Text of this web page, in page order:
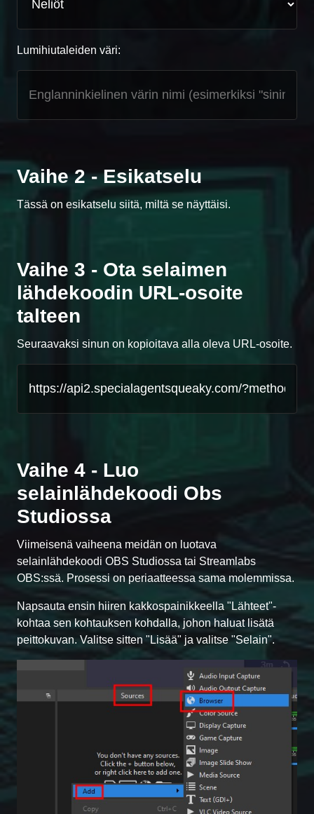
Lumihiutaleiden väri:
Vaihe 2 - Esikatselu
Tässä on esikatselu siitä, miltä se näyttäisi.
Vaihe 3 - Ota selaimen
lähdekoodin URL-osoite
talteen
Seuraavaksi sinun on kopioitava alla oleva URL-osoite.
Vaihe 4 - Luo
selainlähdekoodi Obs
Studiossa
Viimeisenä vaiheena meidän on luotava
selainlähdekoodi OBS Studiossa tai Streamlabs
OBS:ssä. Prosessi on periaatteessa sama molemmissa.
Napsauta ensin hiiren kakkospainikkeella "Lähteet"-
kohtaa sen kohtauksen kohdalla, johon haluat lisätä
peittokuvan. Valitse sitten "Lisää" ja valitse "Selain".